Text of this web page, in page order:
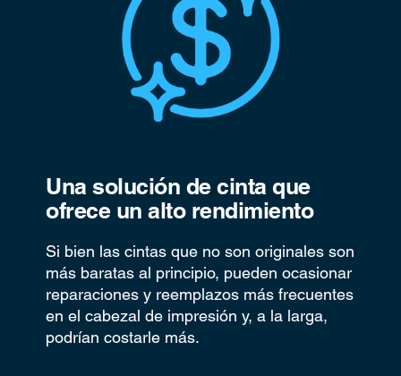
Una solución de cinta que
ofrece un alto rendimiento
Si bien las cintas que no son originales son
más baratas al principio, pueden ocasionar
reparaciones y reemplazos más frecuentes
en el cabezal de impresión y, a la larga,
podrían costarle más.